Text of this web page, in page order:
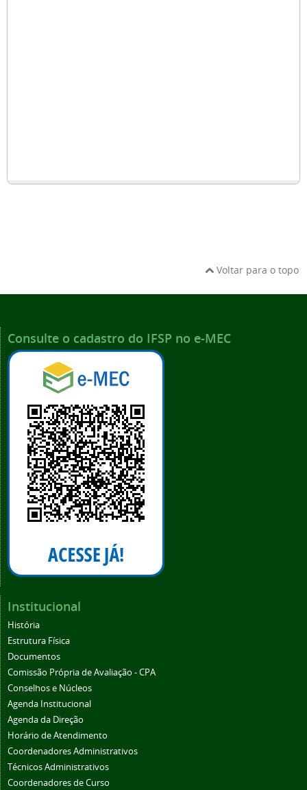
Voltar para o topo
Consulte o cadastro do IFSP no e-MEC
Institucional
História
Estrutura Física
Documentos
Comissão Própria de Avaliação - CPA
Conselhos e Núcleos
Agenda Institucional
Agenda da Direção
Horário de Atendimento
Coordenadores Administrativos
Técnicos Administrativos
Coordenadores de Curso